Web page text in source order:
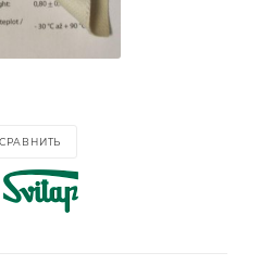
СРАВНИТЬ